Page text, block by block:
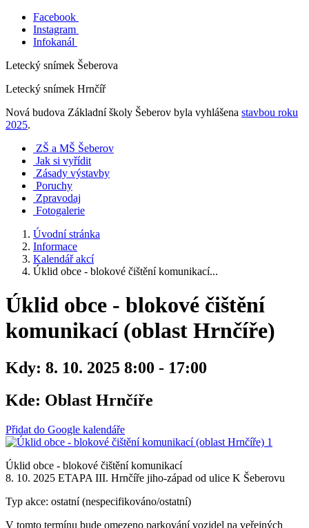
Facebook
Instagram
Infokanál
Letecký snímek Šeberova
Letecký snímek Hrnčíř
Nová budova Základní školy Šeberov byla vyhlášena stavbou roku
2025.
ZŠ a MŠ Šeberov
Jak si vyřídit
Zásady výstavby
Poruchy
Zpravodaj
Fotogalerie
Úvodní stránka
Informace
Kalendář akcí
Úklid obce - blokové čištění komunikací...
Úklid obce - blokové čištění
komunikací (oblast Hrnčíře)
Kdy: 8. 10. 2025 8:00 - 17:00
Kde: Oblast Hrnčíře
Přidat do Google kalendáře
Úklid obce - blokové čištění komunikací
8. 10. 2025 ETAPA III. Hrnčíře jiho-západ od ulice K Šeberovu
Typ akce: ostatní (nespecifikováno/ostatní)
V tomto termínu bude omezeno parkování vozidel na veřejných